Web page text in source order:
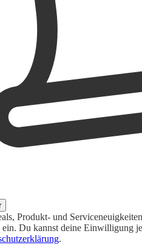
Produkt- und
Du kannst deine Einwilligung
.